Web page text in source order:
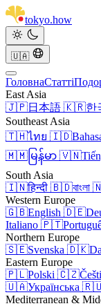
tokyo.how
🇺🇦
ГоловнаСтатті
East Asia
🇯🇵日本語 🇰🇷한
Southeast Asia
🇹🇭ไทย 🇮🇩
🇲🇲 မြန်မာ 🇻🇳
South Asia
🇮🇳हिन्दी 🇧🇩বাংলা
Western Europe
🇬🇧English 🇩🇪
Italiano 🇵🇹
Northern Europe
🇸🇪Svenska 🇩🇰
Eastern Europe
🇵🇱Polski 🇨🇿
🇺🇦Українська
Mediterranean &